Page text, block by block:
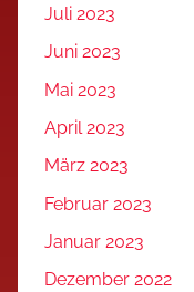
Juli 2023
Juni 2023
Mai 2023
April 2023
März 2023
Februar 2023
Januar 2023
Dezember 2022